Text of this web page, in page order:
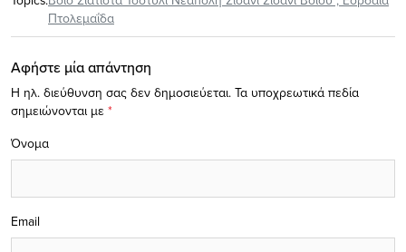
Πτολεμαΐδα
Αφήστε μία απάντηση
Η ηλ. διεύθυνση σας δεν δημοσιεύεται. Τα υποχρεωτικά πεδία
σημειώνονται με *
Όνομα
Email